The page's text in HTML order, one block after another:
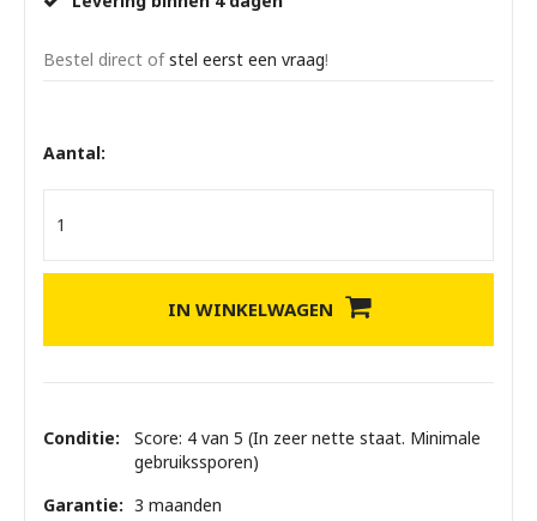
Bestel direct ofstel eerst een vraag!
Aantal:
IN WINKELWAGEN
Conditie:
Score: 4 van 5 (In zeer nette staat. Minimale
gebruikssporen)
Garantie: 3 maanden